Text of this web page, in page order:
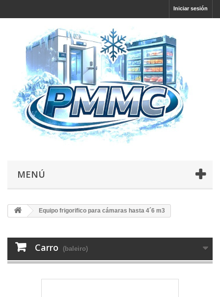
Iniciar sesión
MENÚ
Equipo frigorifico para cámaras hasta 4´6 m3
Carro (baleiro)